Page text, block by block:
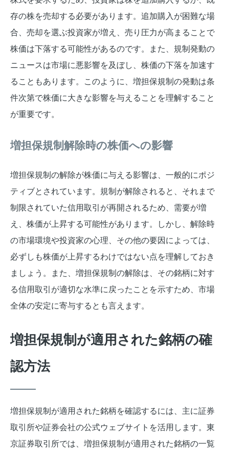
存の株を売却する必要があります。追加購入が困難な場
合、売却を選ぶ投資家が増え、売り圧力が高まることで
株価は下落する可能性があるのです。また、規制発動の
ニュースは市場に悪影響を及ぼし、株価の下落を加速す
ることもあります。このように、増担保規制の発動は条
件次第で株価に大きな影響を与えることを理解すること
が重要です。
増担保規制解除時の株価への影響
増担保規制の解除が株価に与える影響は、一般的にポジ
ティブとされています。規制が解除されると、それまで
制限されていた信用取引が再開されるため、需要が増
え、株価が上昇する可能性があります。しかし、解除時
の市場環境や投資家の心理、その他の要因によっては、
必ずしも株価が上昇するわけではない点を理解しておき
ましょう。また、増担保規制の解除は、その銘柄に対す
る信用取引が適切な水準に戻ったことを示すため、市場
全体の安定に寄与するとも言えます。
増担保規制が適用された銘柄の確
認方法
増担保規制が適用された銘柄を確認するには、主に証券
取引所や証券会社の公式ウェブサイトを活用します。東
京証券取引所では、増担保規制が適用された銘柄の一覧